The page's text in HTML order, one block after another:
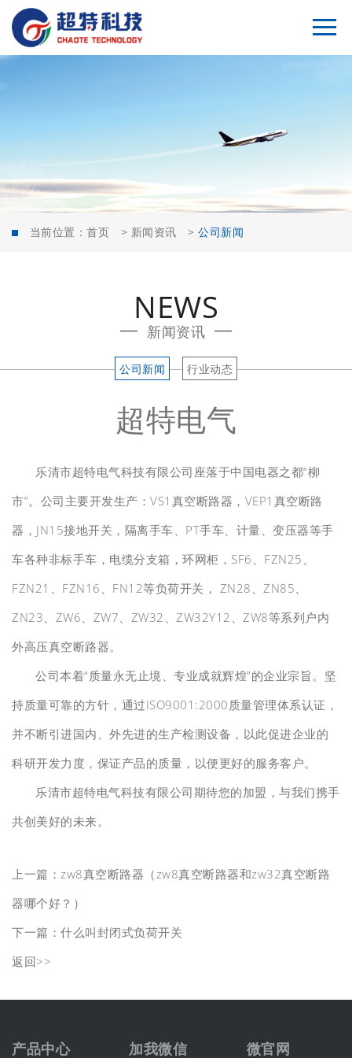
当前位置： 首页 > 新闻资讯 > 公司新闻
NEWS
新闻资讯
公司新闻 行业动态
超特电气
乐清市超特电气科技有限公司座落于中国电器之都“柳
市”。公司主要开发生产：VS1真空断路器，VEP1真空断路
器，JN15接地开关，隔离手车、PT手车、计量、变压器等手
车各种非标手车，电缆分支箱，环网柜，SF6、FZN25、
FZN21、FZN16、FN12等负荷开关， ZN28、ZN85、
ZN23、ZW6、ZW7、ZW32、ZW32Y12、ZW8等系列户内
外高压真空断路器。
公司本着“质量永无止境、专业成就辉煌”的企业宗旨。坚
持质量可靠的方针，通过ISO9001:2000质量管理体系认证，
并不断引进国内、外先进的生产检测设备，以此促进企业的
科研开发力度，保证产品的质量，以便更好的服务客户。
乐清市超特电气科技有限公司期待您的加盟，与我们携手
共创美好的未来。
上一篇： zw8真空断路器（zw8真空断路器和zw32真空断路
器哪个好？）
下一篇： 什么叫封闭式负荷开关
返回>>
产品中心 加我微信 微官网